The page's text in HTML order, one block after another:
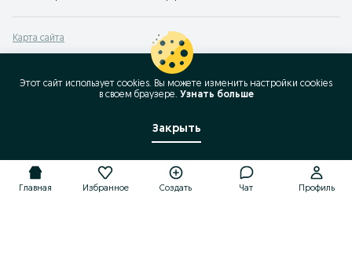
Карта сайта
Карта бизнес-страницы
Популярные запросы
Главная Избранное Создать Чат Профиль
Этот сайт использует cookies. Вы можете изменить настройки cookies
в своeм браузере. Узнать больше
Закрыть